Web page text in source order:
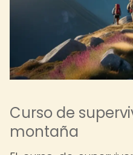
Curso de
montaña